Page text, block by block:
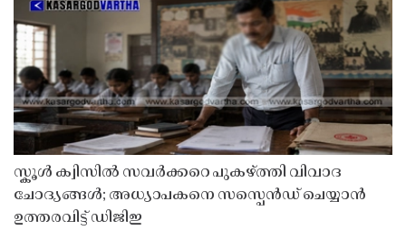
സ്കൂൾ ക്വിസിൽ സവർക്കറെ പുകഴ്ത്തി വിവാദ
ചോദ്യങ്ങൾ; അധ്യാപകനെ സസ്പെൻഡ് ചെയ്യാൻ
ഉത്തരവിട്ട് ഡിജിഇ